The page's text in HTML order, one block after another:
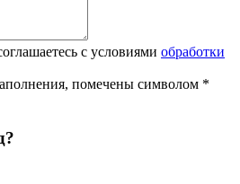
с условиями обработки
помечены символом *